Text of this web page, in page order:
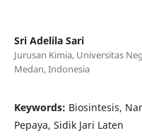
Sri Adelila Sari
Jurusan Kimia, Universitas
Medan, Indonesia
Keywords: Biosintesis,
Pepaya, Sidik Jari Laten